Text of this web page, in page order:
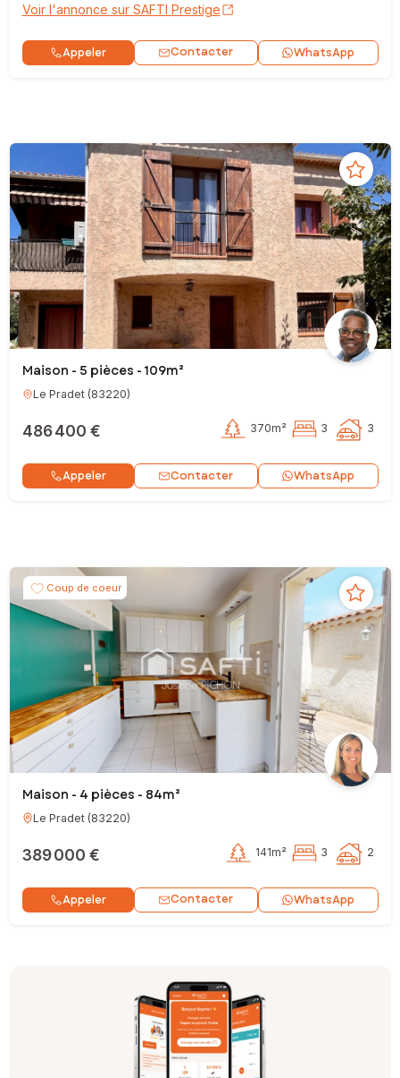
Voir l'annonce sur SAFTI Prestige
Appeler Contacter WhatsApp
Maison - 5 pièces - 109m²
Le Pradet(83220)
486 400 € 370m² 3 3
Appeler Contacter WhatsApp
Coup de coeur
Maison - 4 pièces - 84m²
Le Pradet(83220)
389 000 € 141m² 3 2
Appeler Contacter WhatsApp